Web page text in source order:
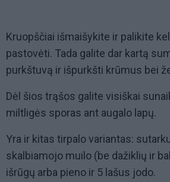
Kruopščiai išmaišykite ir palikite
pastovėti. Tada galite dar kartą
purkštuvą ir išpurkšti krūmus bei
Dėl šios trąšos galite visiškai
miltligės sporas ant augalo lapų.
Yra ir kitas tirpalo variantas:
skalbiamojo muilo (be dažiklių ir
išrūgų arba pieno ir 5 lašus jodo.